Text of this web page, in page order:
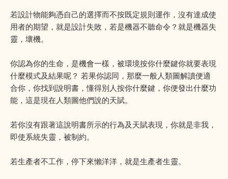
若設計物能夠憑自己的選擇而不按既定規則運作，沒有達成使
用者的期望，就是設計失敗，若是機器不聽命令？就是機器失
靈，壞機。
你認為你的生命，是機會一樣，被環境按你什麼鍵你就要表現
什麼模式及結果呢？ 若果你認同，那麼一般人類圖解讀便適
合你，你找到說明書，懂得別人按你什麼鍵，你便發出什麼功
能，這是現在人類圖他們說的天賦。
若你沒有跟著這說明書所示的行為及天賦表現，你就是非我，
即使系統失靈，被制約。
若生產者不工作，停下來懶洋洋，就是生產者生靈。